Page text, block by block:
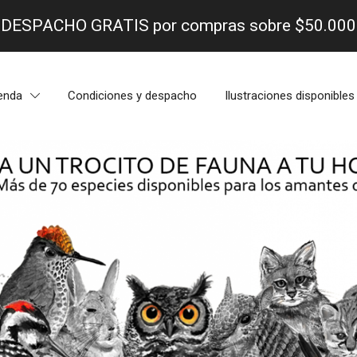
Condiciones y despacho Ilustraciones disponibles
GRATIS por compras sobre